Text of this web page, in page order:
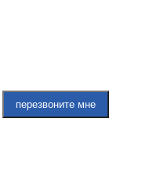
перезвоните мне